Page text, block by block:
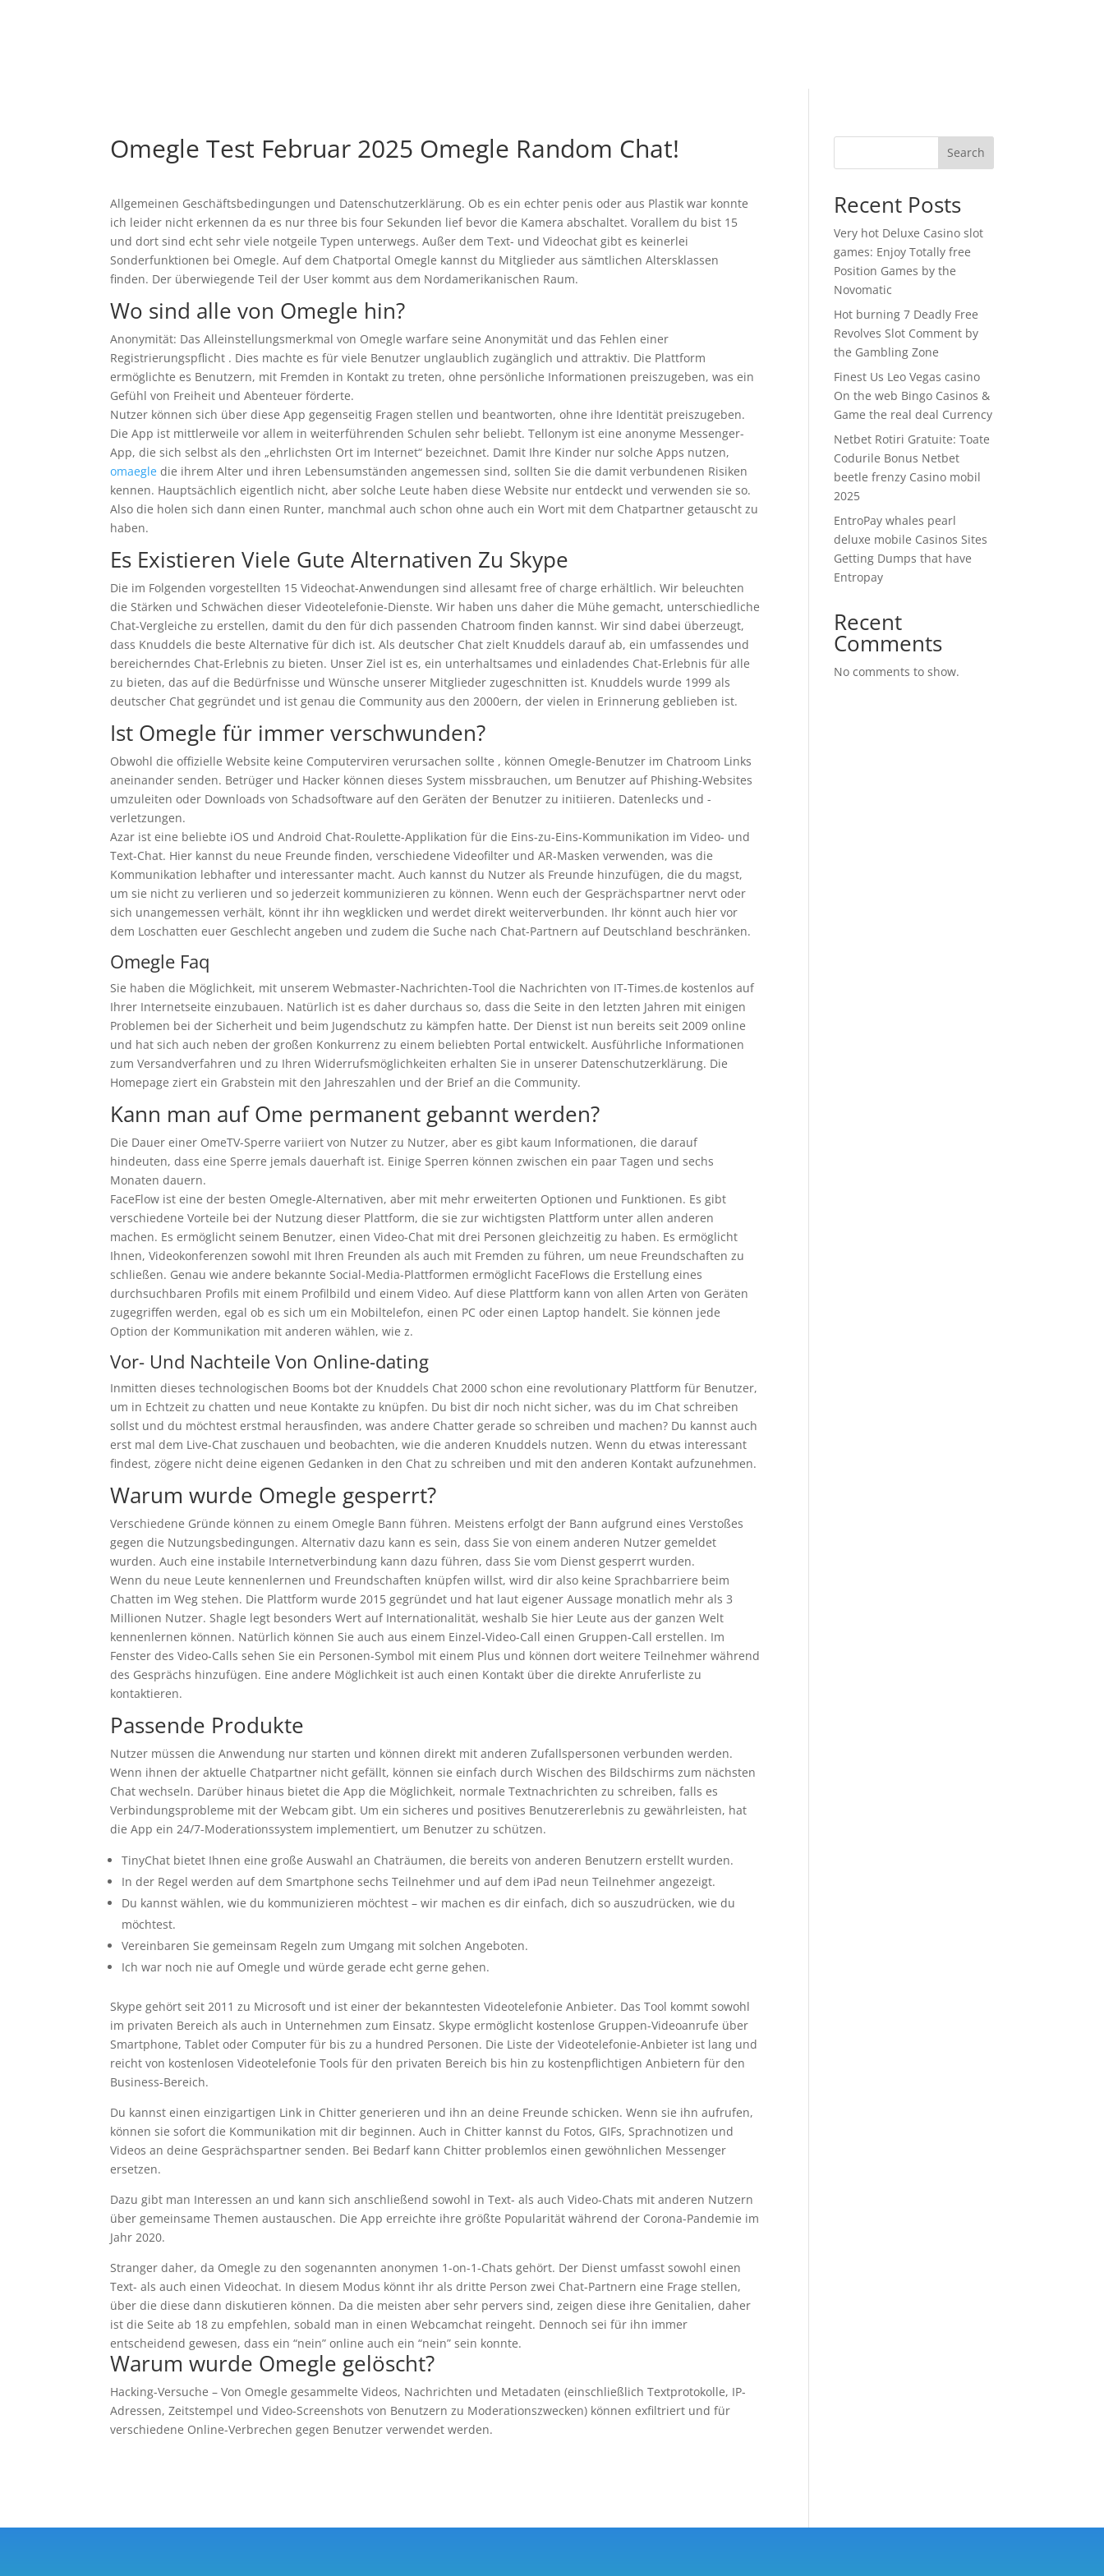
Omegle Test Februar 2025 Omegle Random Chat!
Allgemeinen Geschäftsbedingungen und Datenschutzerklärung. Ob es ein echter penis oder aus Plastik war konnte
ich leider nicht erkennen da es nur three bis four Sekunden lief bevor die Kamera abschaltet. Vorallem du bist 15
und dort sind echt sehr viele notgeile Typen unterwegs. Außer dem Text- und Videochat gibt es keinerlei
Sonderfunktionen bei Omegle. Auf dem Chatportal Omegle kannst du Mitglieder aus sämtlichen Altersklassen
finden. Der überwiegende Teil der User kommt aus dem Nordamerikanischen Raum.
Wo sind alle von Omegle hin?
Anonymität: Das Alleinstellungsmerkmal von Omegle warfare seine Anonymität und das Fehlen einer
Registrierungspflicht . Dies machte es für viele Benutzer unglaublich zugänglich und attraktiv. Die Plattform
ermöglichte es Benutzern, mit Fremden in Kontakt zu treten, ohne persönliche Informationen preiszugeben, was ein
Gefühl von Freiheit und Abenteuer förderte.
Nutzer können sich über diese App gegenseitig Fragen stellen und beantworten, ohne ihre Identität preiszugeben.
Die App ist mittlerweile vor allem in weiterführenden Schulen sehr beliebt. Tellonym ist eine anonyme Messenger-
App, die sich selbst als den „ehrlichsten Ort im Internet“ bezeichnet. Damit Ihre Kinder nur solche Apps nutzen,
omaegle die ihrem Alter und ihren Lebensumständen angemessen sind, sollten Sie die damit verbundenen Risiken
kennen. Hauptsächlich eigentlich nicht, aber solche Leute haben diese Website nur entdeckt und verwenden sie so.
Also die holen sich dann einen Runter, manchmal auch schon ohne auch ein Wort mit dem Chatpartner getauscht zu
haben.
Es Existieren Viele Gute Alternativen Zu Skype
Die im Folgenden vorgestellten 15 Videochat-Anwendungen sind allesamt free of charge erhältlich. Wir beleuchten
die Stärken und Schwächen dieser Videotelefonie-Dienste. Wir haben uns daher die Mühe gemacht, unterschiedliche
Chat-Vergleiche zu erstellen, damit du den für dich passenden Chatroom finden kannst. Wir sind dabei überzeugt,
dass Knuddels die beste Alternative für dich ist. Als deutscher Chat zielt Knuddels darauf ab, ein umfassendes und
bereicherndes Chat-Erlebnis zu bieten. Unser Ziel ist es, ein unterhaltsames und einladendes Chat-Erlebnis für alle
zu bieten, das auf die Bedürfnisse und Wünsche unserer Mitglieder zugeschnitten ist. Knuddels wurde 1999 als
deutscher Chat gegründet und ist genau die Community aus den 2000ern, der vielen in Erinnerung geblieben ist.
Ist Omegle für immer verschwunden?
Obwohl die offizielle Website keine Computerviren verursachen sollte , können Omegle-Benutzer im Chatroom Links
aneinander senden. Betrüger und Hacker können dieses System missbrauchen, um Benutzer auf Phishing-Websites
umzuleiten oder Downloads von Schadsoftware auf den Geräten der Benutzer zu initiieren. Datenlecks und -
verletzungen.
Azar ist eine beliebte iOS und Android Chat-Roulette-Applikation für die Eins-zu-Eins-Kommunikation im Video- und
Text-Chat. Hier kannst du neue Freunde finden, verschiedene Videofilter und AR-Masken verwenden, was die
Kommunikation lebhafter und interessanter macht. Auch kannst du Nutzer als Freunde hinzufügen, die du magst,
um sie nicht zu verlieren und so jederzeit kommunizieren zu können. Wenn euch der Gesprächspartner nervt oder
sich unangemessen verhält, könnt ihr ihn wegklicken und werdet direkt weiterverbunden. Ihr könnt auch hier vor
dem Loschatten euer Geschlecht angeben und zudem die Suche nach Chat-Partnern auf Deutschland beschränken.
Omegle Faq
Sie haben die Möglichkeit, mit unserem Webmaster-Nachrichten-Tool die Nachrichten von IT-Times.de kostenlos auf
Ihrer Internetseite einzubauen. Natürlich ist es daher durchaus so, dass die Seite in den letzten Jahren mit einigen
Problemen bei der Sicherheit und beim Jugendschutz zu kämpfen hatte. Der Dienst ist nun bereits seit 2009 online
und hat sich auch neben der großen Konkurrenz zu einem beliebten Portal entwickelt. Ausführliche Informationen
zum Versandverfahren und zu Ihren Widerrufsmöglichkeiten erhalten Sie in unserer Datenschutzerklärung. Die
Homepage ziert ein Grabstein mit den Jahreszahlen und der Brief an die Community.
Kann man auf Ome permanent gebannt werden?
Die Dauer einer OmeTV-Sperre variiert von Nutzer zu Nutzer, aber es gibt kaum Informationen, die darauf
hindeuten, dass eine Sperre jemals dauerhaft ist. Einige Sperren können zwischen ein paar Tagen und sechs
Monaten dauern.
FaceFlow ist eine der besten Omegle-Alternativen, aber mit mehr erweiterten Optionen und Funktionen. Es gibt
verschiedene Vorteile bei der Nutzung dieser Plattform, die sie zur wichtigsten Plattform unter allen anderen
machen. Es ermöglicht seinem Benutzer, einen Video-Chat mit drei Personen gleichzeitig zu haben. Es ermöglicht
Ihnen, Videokonferenzen sowohl mit Ihren Freunden als auch mit Fremden zu führen, um neue Freundschaften zu
schließen. Genau wie andere bekannte Social-Media-Plattformen ermöglicht FaceFlows die Erstellung eines
durchsuchbaren Profils mit einem Profilbild und einem Video. Auf diese Plattform kann von allen Arten von Geräten
zugegriffen werden, egal ob es sich um ein Mobiltelefon, einen PC oder einen Laptop handelt. Sie können jede
Option der Kommunikation mit anderen wählen, wie z.
Vor- Und Nachteile Von Online-dating
Inmitten dieses technologischen Booms bot der Knuddels Chat 2000 schon eine revolutionary Plattform für Benutzer,
um in Echtzeit zu chatten und neue Kontakte zu knüpfen. Du bist dir noch nicht sicher, was du im Chat schreiben
sollst und du möchtest erstmal herausfinden, was andere Chatter gerade so schreiben und machen? Du kannst auch
erst mal dem Live-Chat zuschauen und beobachten, wie die anderen Knuddels nutzen. Wenn du etwas interessant
findest, zögere nicht deine eigenen Gedanken in den Chat zu schreiben und mit den anderen Kontakt aufzunehmen.
Warum wurde Omegle gesperrt?
Verschiedene Gründe können zu einem Omegle Bann führen. Meistens erfolgt der Bann aufgrund eines Verstoßes
gegen die Nutzungsbedingungen. Alternativ dazu kann es sein, dass Sie von einem anderen Nutzer gemeldet
wurden. Auch eine instabile Internetverbindung kann dazu führen, dass Sie vom Dienst gesperrt wurden.
Wenn du neue Leute kennenlernen und Freundschaften knüpfen willst, wird dir also keine Sprachbarriere beim
Chatten im Weg stehen. Die Plattform wurde 2015 gegründet und hat laut eigener Aussage monatlich mehr als 3
Millionen Nutzer. Shagle legt besonders Wert auf Internationalität, weshalb Sie hier Leute aus der ganzen Welt
kennenlernen können. Natürlich können Sie auch aus einem Einzel-Video-Call einen Gruppen-Call erstellen. Im
Fenster des Video-Calls sehen Sie ein Personen-Symbol mit einem Plus und können dort weitere Teilnehmer während
des Gesprächs hinzufügen. Eine andere Möglichkeit ist auch einen Kontakt über die direkte Anruferliste zu
kontaktieren.
Passende Produkte
Nutzer müssen die Anwendung nur starten und können direkt mit anderen Zufallspersonen verbunden werden.
Wenn ihnen der aktuelle Chatpartner nicht gefällt, können sie einfach durch Wischen des Bildschirms zum nächsten
Chat wechseln. Darüber hinaus bietet die App die Möglichkeit, normale Textnachrichten zu schreiben, falls es
Verbindungsprobleme mit der Webcam gibt. Um ein sicheres und positives Benutzererlebnis zu gewährleisten, hat
die App ein 24/7-Moderationssystem implementiert, um Benutzer zu schützen.
TinyChat bietet Ihnen eine große Auswahl an Chaträumen, die bereits von anderen Benutzern erstellt wurden.
In der Regel werden auf dem Smartphone sechs Teilnehmer und auf dem iPad neun Teilnehmer angezeigt.
Du kannst wählen, wie du kommunizieren möchtest – wir machen es dir einfach, dich so auszudrücken, wie du
möchtest.
Vereinbaren Sie gemeinsam Regeln zum Umgang mit solchen Angeboten.
Ich war noch nie auf Omegle und würde gerade echt gerne gehen.
Skype gehört seit 2011 zu Microsoft und ist einer der bekanntesten Videotelefonie Anbieter. Das Tool kommt sowohl
im privaten Bereich als auch in Unternehmen zum Einsatz. Skype ermöglicht kostenlose Gruppen-Videoanrufe über
Smartphone, Tablet oder Computer für bis zu a hundred Personen. Die Liste der Videotelefonie-Anbieter ist lang und
reicht von kostenlosen Videotelefonie Tools für den privaten Bereich bis hin zu kostenpflichtigen Anbietern für den
Business-Bereich.
Du kannst einen einzigartigen Link in Chitter generieren und ihn an deine Freunde schicken. Wenn sie ihn aufrufen,
können sie sofort die Kommunikation mit dir beginnen. Auch in Chitter kannst du Fotos, GIFs, Sprachnotizen und
Videos an deine Gesprächspartner senden. Bei Bedarf kann Chitter problemlos einen gewöhnlichen Messenger
ersetzen.
Dazu gibt man Interessen an und kann sich anschließend sowohl in Text- als auch Video-Chats mit anderen Nutzern
über gemeinsame Themen austauschen. Die App erreichte ihre größte Popularität während der Corona-Pandemie im
Jahr 2020.
Stranger daher, da Omegle zu den sogenannten anonymen 1-on-1-Chats gehört. Der Dienst umfasst sowohl einen
Text- als auch einen Videochat. In diesem Modus könnt ihr als dritte Person zwei Chat-Partnern eine Frage stellen,
über die diese dann diskutieren können. Da die meisten aber sehr pervers sind, zeigen diese ihre Genitalien, daher
ist die Seite ab 18 zu empfehlen, sobald man in einen Webcamchat reingeht. Dennoch sei für ihn immer
entscheidend gewesen, dass ein “nein” online auch ein “nein” sein konnte.
Warum wurde Omegle gelöscht?
Hacking-Versuche – Von Omegle gesammelte Videos, Nachrichten und Metadaten (einschließlich Textprotokolle, IP-
Adressen, Zeitstempel und Video-Screenshots von Benutzern zu Moderationszwecken) können exfiltriert und für
verschiedene Online-Verbrechen gegen Benutzer verwendet werden.
Search
Recent Posts
Very hot Deluxe Casino slot
games: Enjoy Totally free
Position Games by the
Novomatic
Hot burning 7 Deadly Free
Revolves Slot Comment by
the Gambling Zone
Finest Us Leo Vegas casino
On the web Bingo Casinos &
Game the real deal Currency
Netbet Rotiri Gratuite: Toate
Codurile Bonus Netbet
beetle frenzy Casino mobil
2025
EntroPay whales pearl
deluxe mobile Casinos Sites
Getting Dumps that have
Entropay
Recent
Comments
No comments to show.